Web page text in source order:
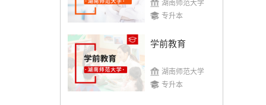
湖南师范大学
专升本
学前教育
湖南师范大学
专升本